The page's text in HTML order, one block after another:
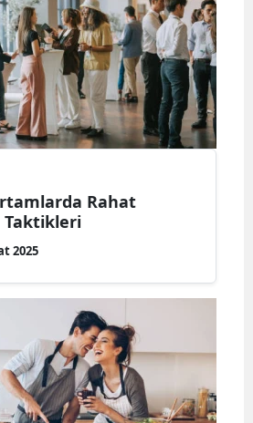
Samsun
Siirt
Sinop
Sivas
Şanlıurfa
Uşak
Van
Rahat
2025